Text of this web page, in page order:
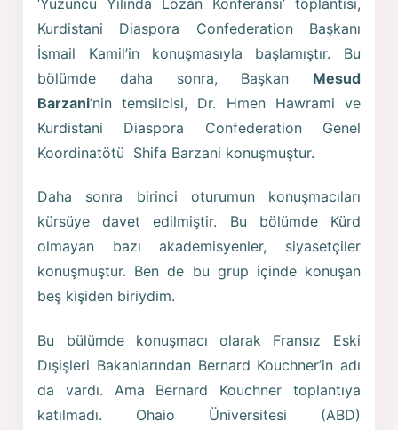
Kurdistani Diaspora Confederation Başkanı
İsmail Kamil’in konuşmasıyla başlamıştır. Bu
bölümde daha sonra, Başkan Mesud
Barzani’nin temsilcisi, Dr. Hmen Hawrami ve
Kurdistani Diaspora Confederation Genel
Koordinatötü Shifa Barzani konuşmuştur.
Daha sonra birinci oturumun konuşmacıları
kürsüye davet edilmiştir. Bu bölümde Kürd
olmayan bazı akademisyenler, siyasetçiler
konuşmuştur. Ben de bu grup içinde konuşan
beş kişiden biriydim.
Bu bülümde konuşmacı olarak Fransız Eski
Dışişleri Bakanlarından Bernard Kouchner’in adı
da vardı. Ama Bernard Kouchner toplantıya
katılmadı. Ohaio Üniversitesi (ABD)